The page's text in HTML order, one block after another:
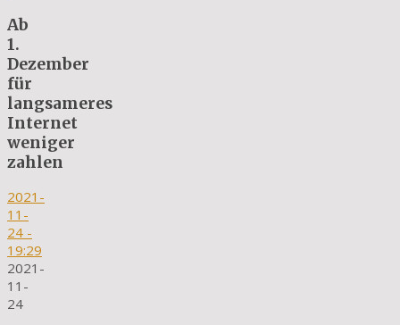
Ab
1.
Dezember
für
langsameres
Internet
weniger
zahlen
2021-
11-
24 -
19:29
2021-
11-
24